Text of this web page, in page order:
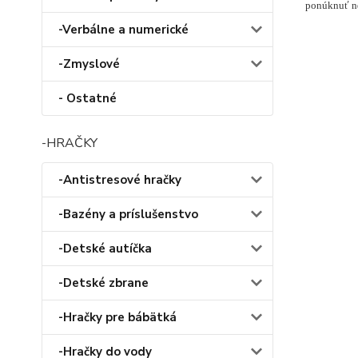
-Verbálne a numerické
-Zmyslové
- Ostatné
-HRAČKY
-Antistresové hračky
-Bazény a príslušenstvo
-Detské autíčka
-Detské zbrane
-Hračky pre bábätká
-Hračky do vody
ponúknuť